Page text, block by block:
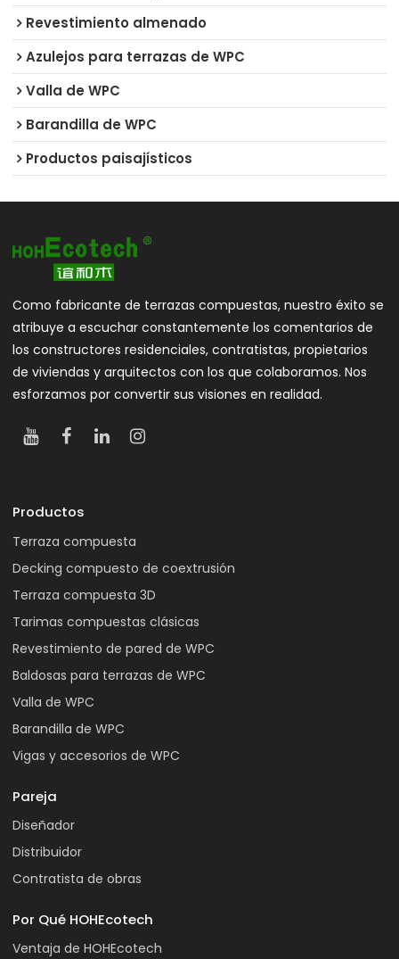
Revestimiento almenado
Azulejos para terrazas de WPC
Valla de WPC
Barandilla de WPC
Productos paisajísticos
Como fabricante de terrazas compuestas, nuestro éxito se
atribuye a escuchar constantemente los comentarios de
los constructores residenciales, contratistas, propietarios
de viviendas y arquitectos con los que colaboramos. Nos
esforzamos por convertir sus visiones en realidad.
Productos
Terraza compuesta
Decking compuesto de coextrusión
Terraza compuesta 3D
Tarimas compuestas clásicas
Revestimiento de pared de WPC
Baldosas para terrazas de WPC
Valla de WPC
Barandilla de WPC
Vigas y accesorios de WPC
Pareja
Diseñador
Distribuidor
Contratista de obras
Por Qué HOHEcotech
Ventaja de HOHEcotech